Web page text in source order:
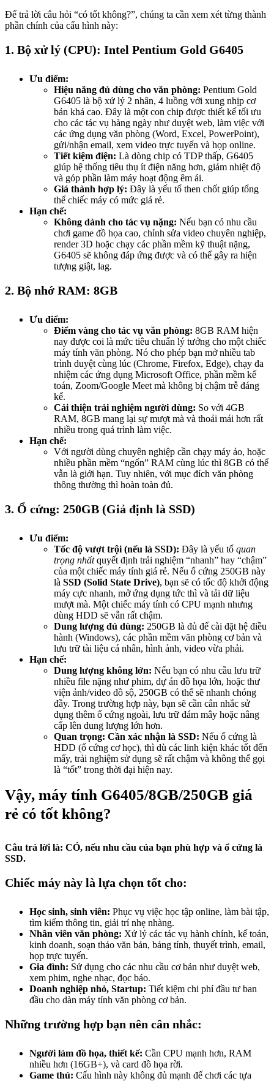
Để trả lời câu hỏi “có tốt không?”, chúng ta cần xem xét từng thành
phần chính của cấu hình này:
1. Bộ xử lý (CPU): Intel Pentium Gold G6405
Ưu điểm:
Hiệu năng đủ dùng cho văn phòng: Pentium Gold
G6405 là bộ xử lý 2 nhân, 4 luồng với xung nhịp cơ
bản khá cao. Đây là một con chip được thiết kế tối ưu
cho các tác vụ hàng ngày như duyệt web, làm việc với
các ứng dụng văn phòng (Word, Excel, PowerPoint),
gửi/nhận email, xem video trực tuyến và họp online.
Tiết kiệm điện: Là dòng chip có TDP thấp, G6405
giúp hệ thống tiêu thụ ít điện năng hơn, giảm nhiệt độ
và góp phần làm máy hoạt động êm ái.
Giá thành hợp lý: Đây là yếu tố then chốt giúp tổng
thể chiếc máy có mức giá rẻ.
Hạn chế:
Không dành cho tác vụ nặng: Nếu bạn có nhu cầu
chơi game đồ họa cao, chỉnh sửa video chuyên nghiệp,
render 3D hoặc chạy các phần mềm kỹ thuật nặng,
G6405 sẽ không đáp ứng được và có thể gây ra hiện
tượng giật, lag.
2. Bộ nhớ RAM: 8GB
Ưu điểm:
Điểm vàng cho tác vụ văn phòng: 8GB RAM hiện
nay được coi là mức tiêu chuẩn lý tưởng cho một chiếc
máy tính văn phòng. Nó cho phép bạn mở nhiều tab
trình duyệt cùng lúc (Chrome, Firefox, Edge), chạy đa
nhiệm các ứng dụng Microsoft Office, phần mềm kế
toán, Zoom/Google Meet mà không bị chậm trễ đáng
kể.
Cải thiện trải nghiệm người dùng: So với 4GB
RAM, 8GB mang lại sự mượt mà và thoải mái hơn rất
nhiều trong quá trình làm việc.
Hạn chế:
Với người dùng chuyên nghiệp cần chạy máy ảo, hoặc
nhiều phần mềm “ngốn” RAM cùng lúc thì 8GB có thể
vẫn là giới hạn. Tuy nhiên, với mục đích văn phòng
thông thường thì hoàn toàn đủ.
3. Ổ cứng: 250GB (Giả định là SSD)
Ưu điểm:
Tốc độ vượt trội (nếu là SSD): Đây là yếu tố quan
trọng nhấtquyết định trải nghiệm “nhanh” hay “chậm”
của một chiếc máy tính giá rẻ. Nếu ổ cứng 250GB này
là SSD (Solid State Drive), bạn sẽ có tốc độ khởi động
máy cực nhanh, mở ứng dụng tức thì và tải dữ liệu
mượt mà. Một chiếc máy tính có CPU mạnh nhưng
dùng HDD sẽ vẫn rất chậm.
Dung lượng đủ dùng: 250GB là đủ để cài đặt hệ điều
hành (Windows), các phần mềm văn phòng cơ bản và
lưu trữ tài liệu cá nhân, hình ảnh, video vừa phải.
Hạn chế:
Dung lượng không lớn: Nếu bạn có nhu cầu lưu trữ
nhiều file nặng như phim, dự án đồ họa lớn, hoặc thư
viện ảnh/video đồ sộ, 250GB có thể sẽ nhanh chóng
đầy. Trong trường hợp này, bạn sẽ cần cân nhắc sử
dụng thêm ổ cứng ngoài, lưu trữ đám mây hoặc nâng
cấp lên dung lượng lớn hơn.
Quan trọng: Cần xác nhận là SSD: Nếu ổ cứng là
HDD (ổ cứng cơ học), thì dù các linh kiện khác tốt đến
mấy, trải nghiệm sử dụng sẽ rất chậm và không thể gọi
là “tốt” trong thời đại hiện nay.
Vậy, máy tính G6405/8GB/250GB giá
rẻ có tốt không?
Câu trả lời là: CÓ, nếu nhu cầu của bạn phù hợp và ổ cứng là
SSD.
Chiếc máy này là lựa chọn tốt cho:
Học sinh, sinh viên: Phục vụ việc học tập online, làm bài tập,
tìm kiếm thông tin, giải trí nhẹ nhàng.
Nhân viên văn phòng: Xử lý các tác vụ hành chính, kế toán,
kinh doanh, soạn thảo văn bản, bảng tính, thuyết trình, email,
họp trực tuyến.
Gia đình: Sử dụng cho các nhu cầu cơ bản như duyệt web,
xem phim, nghe nhạc, đọc báo.
Doanh nghiệp nhỏ, Startup: Tiết kiệm chi phí đầu tư ban
đầu cho dàn máy tính văn phòng cơ bản.
Những trường hợp bạn nên cân nhắc:
Người làm đồ họa, thiết kế: Cần CPU mạnh hơn, RAM
nhiều hơn (16GB+), và card đồ họa rời.
Game thủ: Cấu hình này không đủ mạnh để chơi các tựa